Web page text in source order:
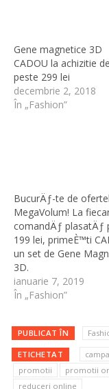
Gene magnetice 3D
CADOU la achizitie de
peste 299 lei
decembrie 2, 2018
În „Fashion”
BucurÄƒ-te de
MegaVolum! La
comandÄƒ plasatÄƒ
199 lei, primeÈ™ti
un set de Gene
3D.
ianuarie 7, 2019
În „Fashion”
PUBLICAT ÎN
ETICHETAT
promotii
promotii
reduceri online